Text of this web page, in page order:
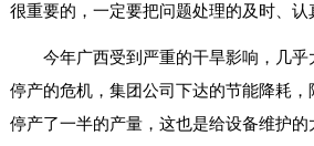
很重要的，一定要把问题处理的及时、认
今年广西受到严重的干旱影响，几乎
停产的危机，集团公司下达的节能降耗
停产了一半的产量，这也是给设备维护